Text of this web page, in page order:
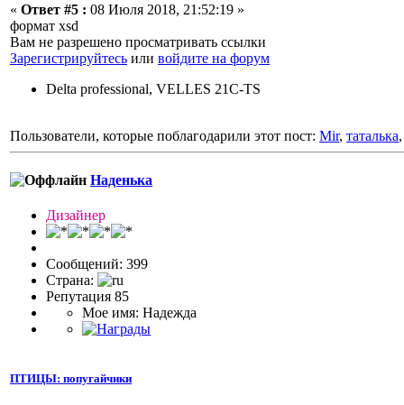
« Ответ #5 : 08 Июля 2018, 21:52:19 »
формат xsd
Вам не разрешено просматривать ссылки
Зарегистрируйтесь или войдите на форум
Delta professional, VELLES 21C-TS
Пользователи, которые поблагодарили этот пост: Mir, таталька
Наденька
Дизайнер
Сообщений: 399
Страна:
Репутация 85
Мое имя: Надежда
ПТИЦЫ: попугайчики